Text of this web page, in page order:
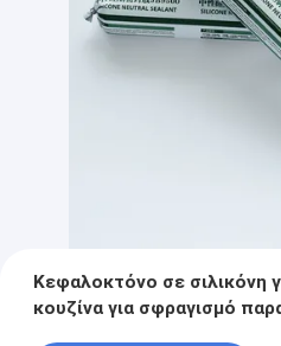
Κεφαλοκτόνο σε σιλικόνη
κουζίνα για σφραγισμό